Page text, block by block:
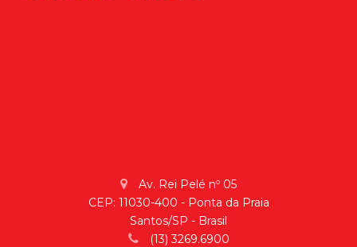
Av. Rei Pelé nº 05
CEP: 11030-400 - Ponta da Praia
Santos/SP - Brasil
(13) 3269.6900